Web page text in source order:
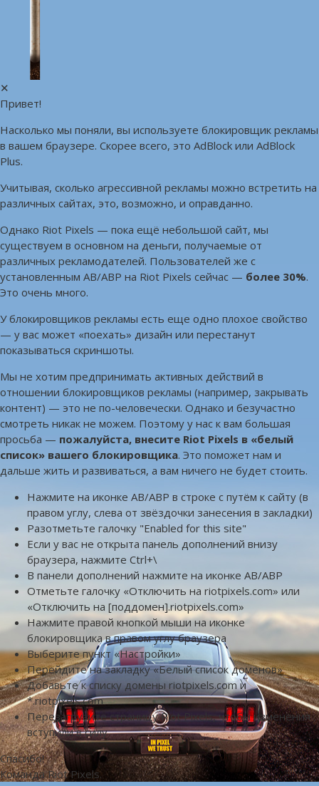
✕
Привет!
Насколько мы поняли, вы используете блокировщик рекламы
в вашем браузере. Скорее всего, это AdBlock или AdBlock
Plus.
Учитывая, сколько агрессивной рекламы можно встретить на
различных сайтах, это, возможно, и оправданно.
Однако Riot Pixels — пока ещё небольшой сайт, мы
существуем в основном на деньги, получаемые от
различных рекламодателей. Пользователей же с
установленным AB/ABP на Riot Pixels сейчас — более 30%.
Это очень много.
У блокировщиков рекламы есть еще одно плохое свойство
— у вас может «поехать» дизайн или перестанут
показываться скриншоты.
Мы не хотим предпринимать активных действий в
отношении блокировщиков рекламы (например, закрывать
контент) — это не по-человечески. Однако и безучастно
смотреть никак не можем. Поэтому у нас к вам большая
просьба — пожалуйста, внесите Riot Pixels в «белый
список» вашего блокировщика. Это поможет нам и
дальше жить и развиваться, а вам ничего не будет стоить.
Нажмите на иконке AB/ABP в строке с путём к сайту (в
правом углу, слева от звёздочки занесения в закладки)
Разотметьте галочку "Enabled for this site"
Если у вас не открыта панель дополнений внизу
браузера, нажмите Ctrl+\
В панели дополнений нажмите на иконке AB/ABP
Отметьте галочку «Отключить на riotpixels.com» или
«Отключить на [поддомен].riotpixels.com»
Нажмите правой кнопкой мыши на иконке
блокировщика в правом углу браузера
Выберите пункт «Настройки»
Перейдите на закладку «Белый список доменов»
Добавьте к списку домены riotpixels.com и
*.riotpixels.com
Перезагрузите страницу Riot Pixels, чтобы изменения
вступили в силу
Спасибо!
Команда Riot Pixels.